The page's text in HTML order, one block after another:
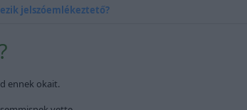
jelszóemlékeztető?
ennek okait.